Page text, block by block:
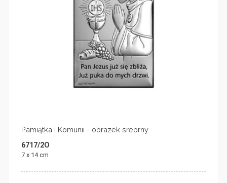
Pamiątka I Komunii - obrazek srebrny
6717/2O
7 x 14 cm